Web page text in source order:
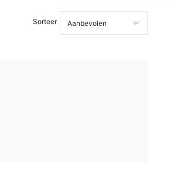
Sorteer